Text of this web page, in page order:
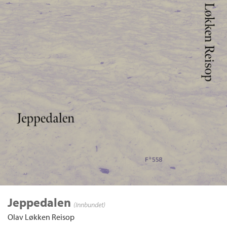
Jeppedalen (Innbundet)
Olav Løkken Reisop